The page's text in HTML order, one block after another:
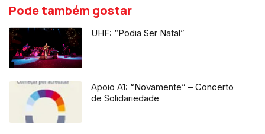
Pode também gostar
UHF: “Podia Ser Natal”
Apoio A1: “Novamente” – Concerto
de Solidariedade